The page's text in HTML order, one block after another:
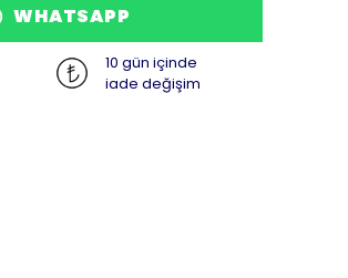
WHATSAPP
10 gün içinde
iade değişim